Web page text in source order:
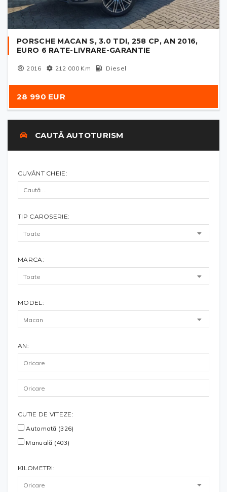
PORSCHE MACAN S, 3.0 TDI, 258 CP, AN 2016,
EURO 6 RATE-LIVRARE-GARANTIE
2016 212 000Km Diesel
28 990 EUR
CAUTĂ AUTOTURISM
CUVÂNT CHEIE:
TIP CAROSERIE:
MARCA:
MODEL:
AN:
CUTIE DE VITEZE:
Automată (326)
Manuală (403)
KILOMETRI: